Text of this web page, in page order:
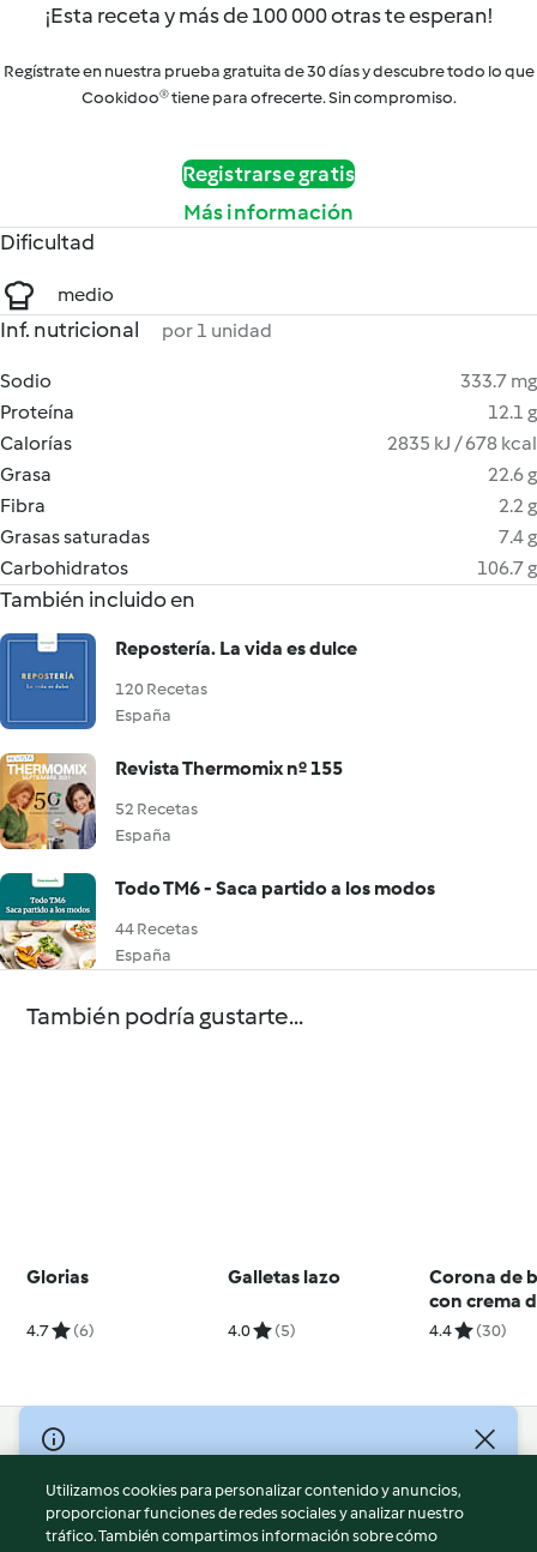
¡Esta receta y más de 100 000 otras te esperan!
Regístrate en nuestra prueba gratuita de 30 días y descubre todo lo que
Cookidoo® tiene para ofrecerte. Sin compromiso.
Registrarse gratis
Más información
Dificultad
medio
Inf. nutricional por 1 unidad
Sodio
333.7 mg
Proteína
12.1 g
Calorías
2835 kJ / 678 kcal
Grasa
22.6 g
Fibra
2.2 g
Grasas saturadas
7.4 g
Carbohidratos
106.7 g
También incluido en
Repostería. La vida es dulce
120 Recetas
España
Revista Thermomix nº 155
52 Recetas
España
Todo TM6 - Saca partido a los modos
44 Recetas
España
También podría gustarte...
Glorias
4.7 (6)
Galletas lazo
4.0 (5)
Corona de
con crema
4.4 (30)
© Copyright 2026
Términos de uso
Política de privacidad
Utilizamos cookies para personalizar contenido y anuncios,
proporcionar funciones de redes sociales y analizar nuestro
tráfico. También compartimos información sobre cómo